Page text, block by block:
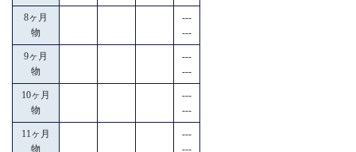
8ヶ月
物
---
---
9ヶ月
物
---
---
10ヶ月
物
---
---
11ヶ月
物
---
---